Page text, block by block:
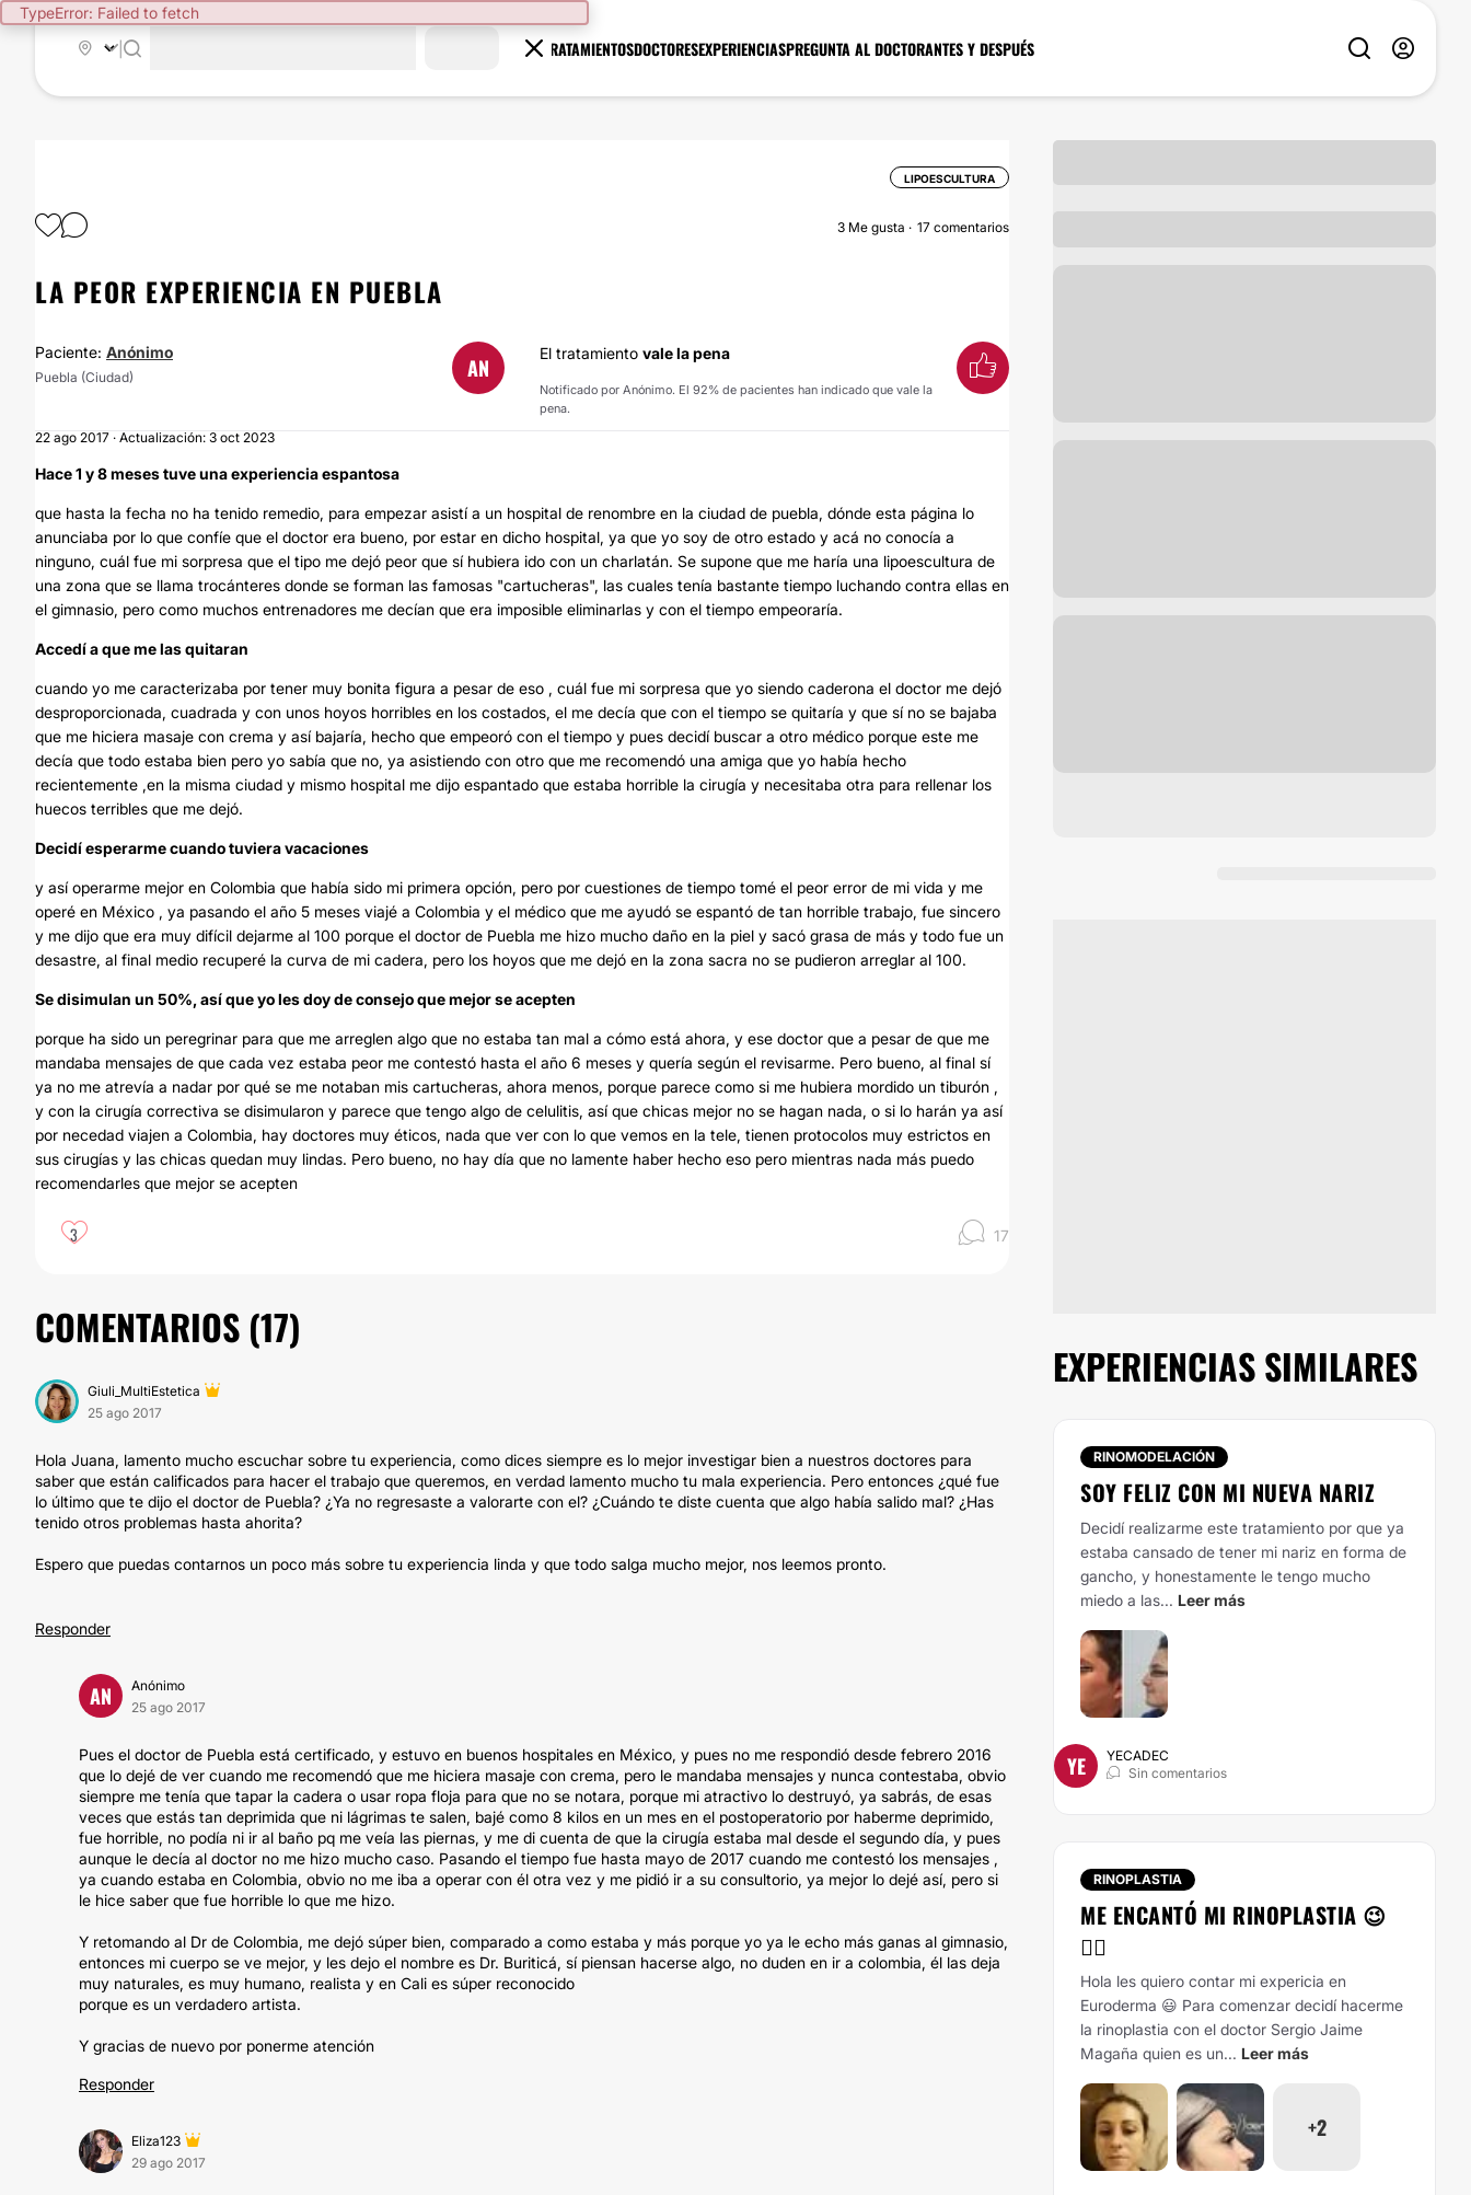
TypeError: Failed to fetch
TRATAMIENTOSDOCTORESEXPERIENCIASPREGUNTA AL DOCTORANTES Y DESPUÉS
LIPOESCULTURA
3 Me gusta 17 comentarios
LA PEOR EXPERIENCIA EN PUEBLA
Paciente: Anónimo
Puebla (Ciudad) AN El tratamiento vale la pena
Notificado por Anónimo. El 92% de pacientes han indicado que vale la
pena.
22 ago 2017 · Actualización: 3 oct 2023
Hace 1 y 8 meses tuve una experiencia espantosa
que hasta la fecha no ha tenido remedio, para empezar asistí a un hospital de renombre en la ciudad de puebla, dónde esta página lo
anunciaba por lo que confíe que el doctor era bueno, por estar en dicho hospital, ya que yo soy de otro estado y acá no conocía a
ninguno, cuál fue mi sorpresa que el tipo me dejó peor que sí hubiera ido con un charlatán. Se supone que me haría una lipoescultura de
una zona que se llama trocánteres donde se forman las famosas "cartucheras", las cuales tenía bastante tiempo luchando contra ellas en
el gimnasio, pero como muchos entrenadores me decían que era imposible eliminarlas y con el tiempo empeoraría.
Accedí a que me las quitaran
cuando yo me caracterizaba por tener muy bonita figura a pesar de eso , cuál fue mi sorpresa que yo siendo caderona el doctor me dejó
desproporcionada, cuadrada y con unos hoyos horribles en los costados, el me decía que con el tiempo se quitaría y que sí no se bajaba
que me hiciera masaje con crema y así bajaría, hecho que empeoró con el tiempo y pues decidí buscar a otro médico porque este me
decía que todo estaba bien pero yo sabía que no, ya asistiendo con otro que me recomendó una amiga que yo había hecho
recientemente ,en la misma ciudad y mismo hospital me dijo espantado que estaba horrible la cirugía y necesitaba otra para rellenar los
huecos terribles que me dejó.
Decidí esperarme cuando tuviera vacaciones
y así operarme mejor en Colombia que había sido mi primera opción, pero por cuestiones de tiempo tomé el peor error de mi vida y me
operé en México , ya pasando el año 5 meses viajé a Colombia y el médico que me ayudó se espantó de tan horrible trabajo, fue sincero
y me dijo que era muy difícil dejarme al 100 porque el doctor de Puebla me hizo mucho daño en la piel y sacó grasa de más y todo fue un
desastre, al final medio recuperé la curva de mi cadera, pero los hoyos que me dejó en la zona sacra no se pudieron arreglar al 100.
Se disimulan un 50%, así que yo les doy de consejo que mejor se acepten
porque ha sido un peregrinar para que me arreglen algo que no estaba tan mal a cómo está ahora, y ese doctor que a pesar de que me
mandaba mensajes de que cada vez estaba peor me contestó hasta el año 6 meses y quería según el revisarme. Pero bueno, al final sí
ya no me atrevía a nadar por qué se me notaban mis cartucheras, ahora menos, porque parece como si me hubiera mordido un tiburón ,
y con la cirugía correctiva se disimularon y parece que tengo algo de celulitis, así que chicas mejor no se hagan nada, o si lo harán ya así
por necedad viajen a Colombia, hay doctores muy éticos, nada que ver con lo que vemos en la tele, tienen protocolos muy estrictos en
sus cirugías y las chicas quedan muy lindas. Pero bueno, no hay día que no lamente haber hecho eso pero mientras nada más puedo
recomendarles que mejor se acepten
3 17
COMENTARIOS (17)
Giuli_MultiEstetica
25 ago 2017
Hola Juana, lamento mucho escuchar sobre tu experiencia, como dices siempre es lo mejor investigar bien a nuestros doctores para
saber que están calificados para hacer el trabajo que queremos, en verdad lamento mucho tu mala experiencia. Pero entonces ¿qué fue
lo último que te dijo el doctor de Puebla? ¿Ya no regresaste a valorarte con el? ¿Cuándo te diste cuenta que algo había salido mal? ¿Has
tenido otros problemas hasta ahorita?
Espero que puedas contarnos un poco más sobre tu experiencia linda y que todo salga mucho mejor, nos leemos pronto.
Responder
AN
Anónimo
25 ago 2017
Pues el doctor de Puebla está certificado, y estuvo en buenos hospitales en México, y pues no me respondió desde febrero 2016
que lo dejé de ver cuando me recomendó que me hiciera masaje con crema, pero le mandaba mensajes y nunca contestaba, obvio
siempre me tenía que tapar la cadera o usar ropa floja para que no se notara, porque mi atractivo lo destruyó, ya sabrás, de esas
veces que estás tan deprimida que ni lágrimas te salen, bajé como 8 kilos en un mes en el postoperatorio por haberme deprimido,
fue horrible, no podía ni ir al baño pq me veía las piernas, y me di cuenta de que la cirugía estaba mal desde el segundo día, y pues
aunque le decía al doctor no me hizo mucho caso. Pasando el tiempo fue hasta mayo de 2017 cuando me contestó los mensajes ,
ya cuando estaba en Colombia, obvio no me iba a operar con él otra vez y me pidió ir a su consultorio, ya mejor lo dejé así, pero si
le hice saber que fue horrible lo que me hizo.
Y retomando al Dr de Colombia, me dejó súper bien, comparado a como estaba y más porque yo ya le echo más ganas al gimnasio,
entonces mi cuerpo se ve mejor, y les dejo el nombre es Dr. Buriticá, sí piensan hacerse algo, no duden en ir a colombia, él las deja
muy naturales, es muy humano, realista y en Cali es súper reconocido
porque es un verdadero artista.
Y gracias de nuevo por ponerme atención
Responder
Eliza123
29 ago 2017
EXPERIENCIAS SIMILARES
RINOMODELACIÓN
SOY FELIZ CON MI NUEVA NARIZ
Decidí realizarme este tratamiento por que ya
estaba cansado de tener mi nariz en forma de
gancho, y honestamente le tengo mucho
miedo a las... Leer más
YE
YECADEC
Sin comentarios
RINOPLASTIA
ME ENCANTÓ MI RINOPLASTIA 😉
👌🏻
Hola les quiero contar mi expericia en
Euroderma 😃 Para comenzar decidí hacerme
la rinoplastia con el doctor Sergio Jaime
Magaña quien es un... Leer más
+2